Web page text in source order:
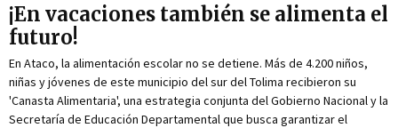
¡En vacaciones también se alimenta el
futuro!
En Ataco, la alimentación escolar no se detiene. Más de 4.200 niños,
niñas y jóvenes de este municipio del sur del Tolima recibieron su
'Canasta Alimentaria', una estrategia conjunta del Gobierno Nacional y la
Secretaría de Educación Departamental que busca garantizar el